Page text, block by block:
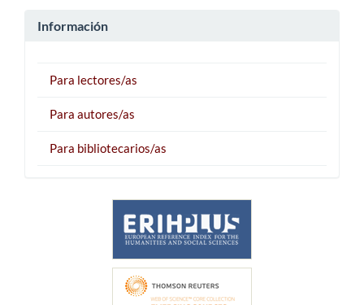
Información
Para lectores/as
Para autores/as
Para bibliotecarios/as